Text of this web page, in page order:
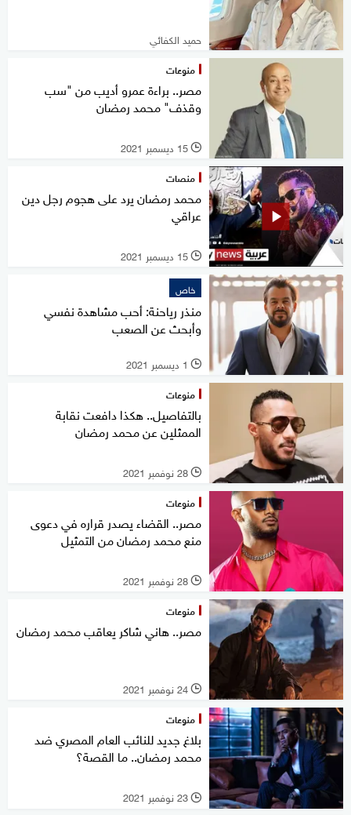
حميد الكفائي
منوعات
مصر.. براءة عمرو أديب من "سب
وقذف" محمد رمضان
l 15 ديسمبر 2021
منصات
محمد رمضان يرد على هجوم رجل دين
عراقي
l 15 ديسمبر 2021
خاص
منذر رياحنة: أحب مشاهدة نفسي
وأبحث عن الصعب
l 1 ديسمبر 2021
منوعات
بالتفاصيل.. هكذا دافعت نقابة
الممثلين عن محمد رمضان
l 28 نوفمبر 2021
منوعات
مصر.. القضاء يصدر قراره في دعوى
منع محمد رمضان من التمثيل
l 28 نوفمبر 2021
منوعات
مصر.. هاني شاكر يعاقب محمد رمضان
l 24 نوفمبر 2021
منوعات
بلاغ جديد للنائب العام المصري ضد
محمد رمضان.. ما القصة؟
l 23 نوفمبر 2021